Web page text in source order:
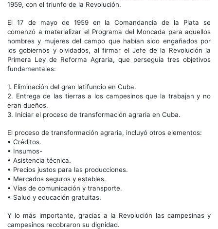
1959, con el triunfo de la Revolución.
El 17 de mayo de 1959 en la Comandancia de la Plata se
comenzó a materializar el Programa del Moncada para aquellos
hombres y mujeres del campo que habían sido engañados por
los gobiernos y olvidados, al firmar el Jefe de la Revolución la
Primera Ley de Reforma Agraria, que perseguía tres objetivos
fundamentales:
1. Eliminación del gran latifundio en Cuba.
2. Entrega de las tierras a los campesinos que la trabajan y no
eran dueños.
3. Iniciar el proceso de transformación agraria en Cuba.
El proceso de transformación agraria, incluyó otros elementos:
• Créditos.
• Insumos-
• Asistencia técnica.
• Precios justos para las producciones.
• Mercados seguros y estables.
• Vías de comunicación y transporte.
• Salud y educación gratuitas.
Y lo más importante, gracias a la Revolución las campesinas y
campesinos recobraron su dignidad.